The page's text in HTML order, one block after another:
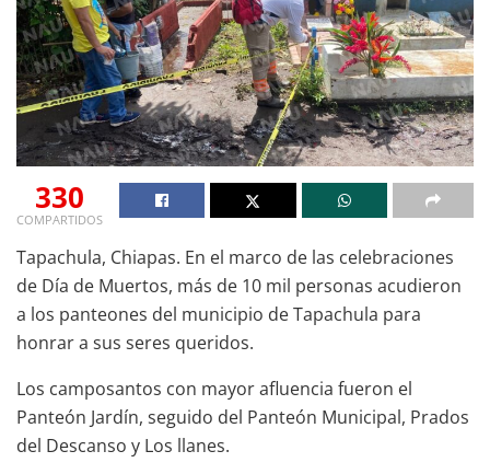
330
COMPARTIDOS
Tapachula, Chiapas. En el marco de las celebraciones
de Día de Muertos, más de 10 mil personas acudieron
a los panteones del municipio de Tapachula para
honrar a sus seres queridos.
Los camposantos con mayor afluencia fueron el
Panteón Jardín, seguido del Panteón Municipal, Prados
del Descanso y Los llanes.